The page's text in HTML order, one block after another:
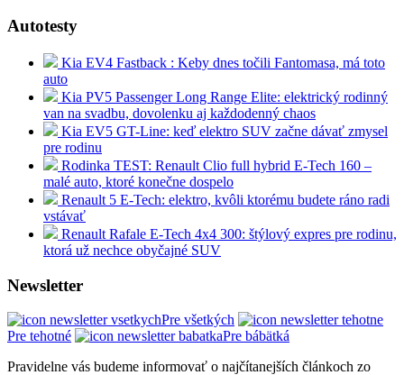
Autotesty
Kia EV4 Fastback : Keby dnes točili Fantomasa, má toto
auto
Kia PV5 Passenger Long Range Elite: elektrický rodinný
van na svadbu, dovolenku aj každodenný chaos
Kia EV5 GT-Line: keď elektro SUV začne dávať zmysel
pre rodinu
Rodinka TEST: Renault Clio full hybrid E-Tech 160 –
malé auto, ktoré konečne dospelo
Renault 5 E-Tech: elektro, kvôli ktorému budete ráno radi
vstávať
Renault Rafale E-Tech 4x4 300: štýlový expres pre rodinu,
ktorá už nechce obyčajné SUV
Newsletter
Pre všetkých
Pre tehotné
Pre bábätká
Pravidelne vás budeme informovať o najčítanejších článkoch zo